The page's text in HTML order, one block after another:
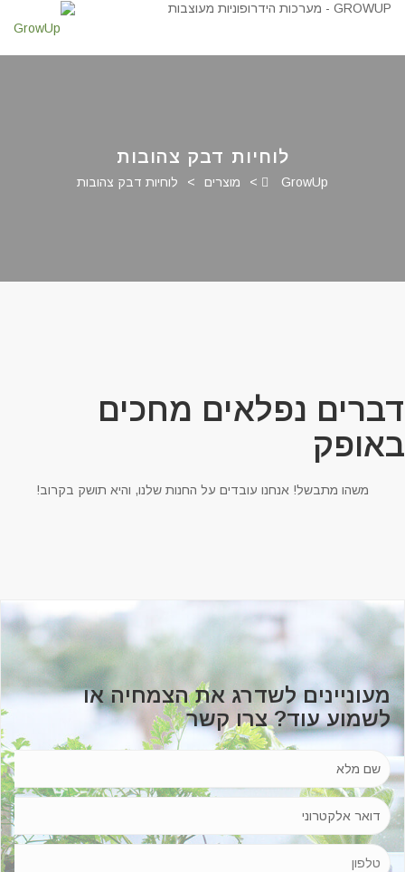
לוחיות דבק צהובות
GrowUp
> מוצרים > לוחיות דבק צהובות
נפלאים מחכים
משהו מתבשל! אנחנו עובדים על החנות שלנו, והיא תושק בקרוב!
מעוניינים לשדרג את הצמחיה או
לשמוע עוד? צרו קשר